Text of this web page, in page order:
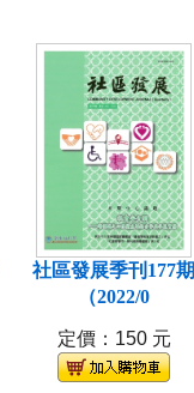
社區發展季刊177期
（2022/0
定價：150 元